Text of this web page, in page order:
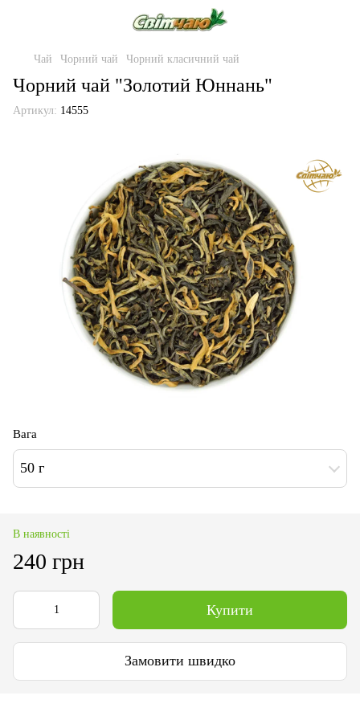
Чай Чорний чай Чорний класичний чай
Чорний чай "Золотий Юннань"
Артикул: 14555
Вага
50 г
В наявності
240 грн
Купити
Замовити швидко